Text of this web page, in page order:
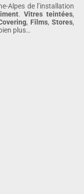
Alpes de l’installation
.Vitres teintées,
, Films, Stores,
plus…